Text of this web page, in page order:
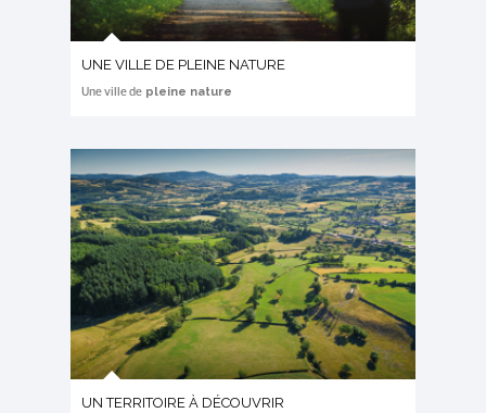
UNE VILLE DE PLEINE NATURE
Une ville depleine nature
UN TERRITOIRE À DÉCOUVRIR